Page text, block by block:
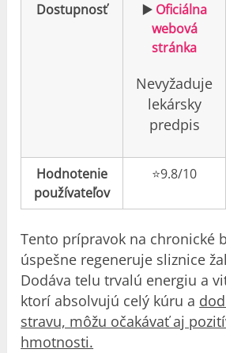
Dostupnosť
▶️ Oficiálna
webová
stránka
Nevyžaduje
lekársky
predpis
Hodnotenie
používateľov
⭐️9.8/10
Tento prípravok na chronické
úspešne regeneruje sliznice
Dodáva telu trvalú energiu a
ktorí absolvujú celý kúru a
stravu, môžu očakávať aj
hmotnosti.